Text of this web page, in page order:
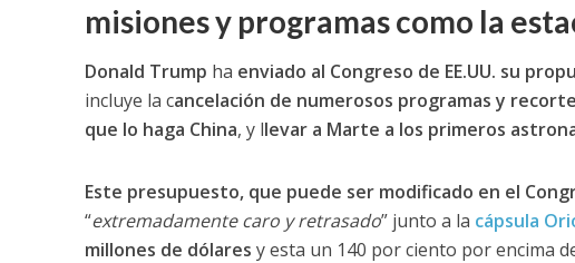
misiones y programas como la
Donald Trump ha enviado al Congreso de EE.UU. su
incluye la cancelación de numerosos programas y
que lo haga China, y llevar a Marte a los primeros
Este presupuesto, que puede ser modificado en el
“extremadamente caro y retrasado” junto a la cápsula
millones de dólares y esta un 140 por ciento por encima